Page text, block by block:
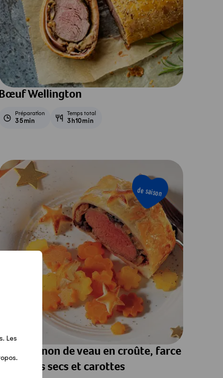
Les
Wellington
Préparation
35min
Temps total
3h10min
de saison
Filet mignon de veau en croûte, farce
aux fruits secs et carottes